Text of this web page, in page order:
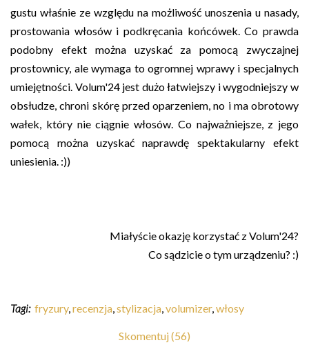
gustu właśnie ze względu na możliwość unoszenia u nasady,
prostowania włosów i podkręcania końcówek. Co prawda
podobny efekt można uzyskać za pomocą zwyczajnej
prostownicy, ale wymaga to ogromnej wprawy i specjalnych
umiejętności. Volum'24 jest dużo łatwiejszy i wygodniejszy w
obsłudze, chroni skórę przed oparzeniem, no i ma obrotowy
wałek, który nie ciągnie włosów. Co najważniejsze, z jego
pomocą można uzyskać naprawdę spektakularny efekt
uniesienia. :))
Miałyście okazję korzystać z Volum'24?
Co sądzicie o tym urządzeniu? :)
Tagi: fryzury,recenzja,stylizacja,volumizer,włosy
Skomentuj (56)